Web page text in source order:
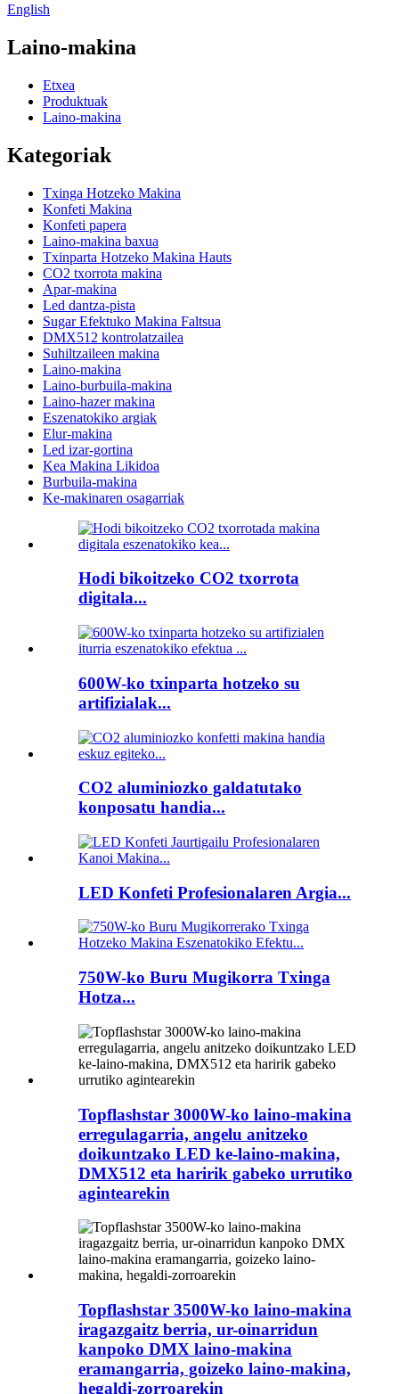
English
Laino-makina
Etxea
Produktuak
Laino-makina
Kategoriak
Txinga Hotzeko Makina
Konfeti Makina
Konfeti papera
Laino-makina baxua
Txinparta Hotzeko Makina Hauts
CO2 txorrota makina
Apar-makina
Led dantza-pista
Sugar Efektuko Makina Faltsua
DMX512 kontrolatzailea
Suhiltzaileen makina
Laino-makina
Laino-burbuila-makina
Laino-hazer makina
Eszenatokiko argiak
Elur-makina
Led izar-gortina
Kea Makina Likidoa
Burbuila-makina
Ke-makinaren osagarriak
Hodi bikoitzeko CO2 txorrota
digitala...
600W-ko txinparta hotzeko su
artifizialak...
CO2 aluminiozko galdatutako
konposatu handia...
LED Konfeti Profesionalaren Argia...
750W-ko Buru Mugikorra Txinga
Hotza...
Topflashstar 3000W-ko laino-makina
erregulagarria, angelu anitzeko
doikuntzako LED ke-laino-makina,
DMX512 eta haririk gabeko urrutiko
agintearekin
Topflashstar 3500W-ko laino-makina
iragazgaitz berria, ur-oinarridun
kanpoko DMX laino-makina
eramangarria, goizeko laino-makina,
hegaldi-zorroarekin